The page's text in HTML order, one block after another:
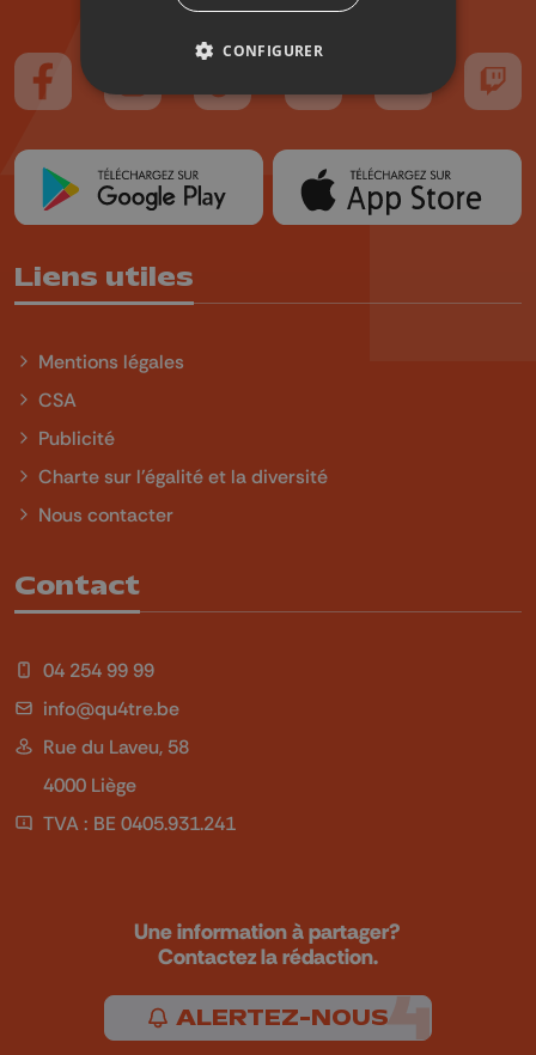
Suivez-nous sur FaceBook
Suivez-nous sur Instagram
Suivez-nous sur TikTok
Suivez-nous sur YouTube
Suivez-nous
Liens utiles
Mentions légales
CSA
Publicité
Charte sur l'égalité et la diversité
Nous contacter
Contact
04 254 99 99
info@qu4tre.be
Rue du Laveu, 58
4000 Liège
TVA : BE 0405.931.241
Une information à partager?
Contactez la rédaction.
ALERTEZ-NOUS
CONFIGURER